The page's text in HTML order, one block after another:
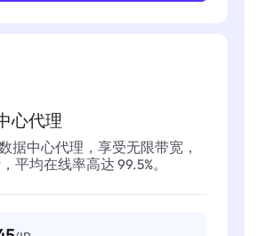
心代理
据中心代理，享受无限带宽，
平均在线率高达 99.5%。